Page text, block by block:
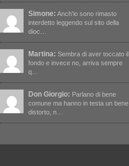
Simone: Anch'io sono rimasto
interdetto leggendo sul sito della
dioc…
Martina: Sembra di aver toccato il
fondo e invece no, arriva sempre
q…
Don Giorgio: Parlano di bene
comune ma hanno in testa un bene
distorto, n…